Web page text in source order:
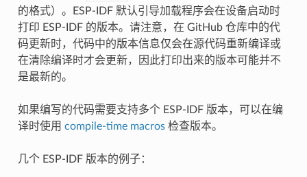
的格式）。ESP-IDF 默认引导加载程序会在设备启动时
打印 ESP-IDF 的版本。请注意，在 GitHub 仓库中的代
码更新时，代码中的版本信息仅会在源代码重新编译或
在清除编译时才会更新，因此打印出来的版本可能并不
是最新的。
如果编写的代码需要支持多个 ESP-IDF 版本，可以在编
译时使用 compile-time macros检查版本。
几个 ESP-IDF 版本的例子：